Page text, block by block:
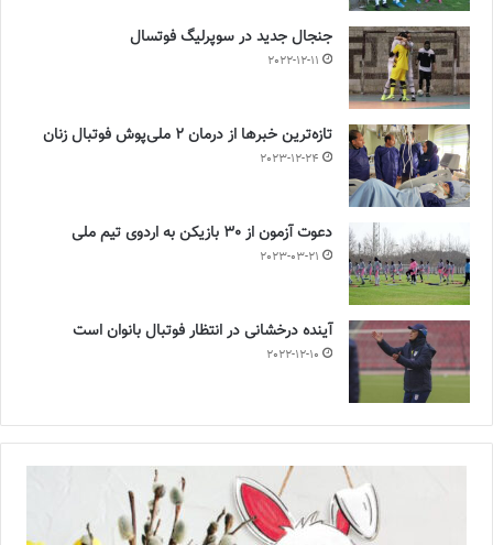
جنجال جدید در سوپرلیگ فوتسال
2022-12-11
تازه‌ترین خبرها از درمان ۲ ملی‌پوش فوتبال زنان
2023-12-24
دعوت آزمون از 30 بازیکن به اردوی تیم ملی
2023-03-21
آینده درخشانی در انتظار فوتبال بانوان است
2022-12-10